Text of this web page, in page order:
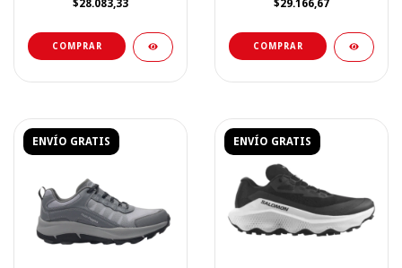
$28.083,33
COMPRAR
$29.166,67
COMPRAR
ENVÍO GRATIS ENVÍO GRATIS